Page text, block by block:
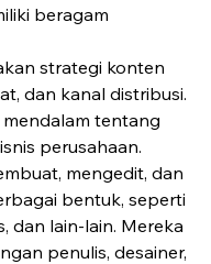
beragam
strategi konten
dan kanal distribusi.
tentang
perusahaan.
mengedit, dan
bentuk, seperti
dan lain-lain. Mereka
penulis, desainer,